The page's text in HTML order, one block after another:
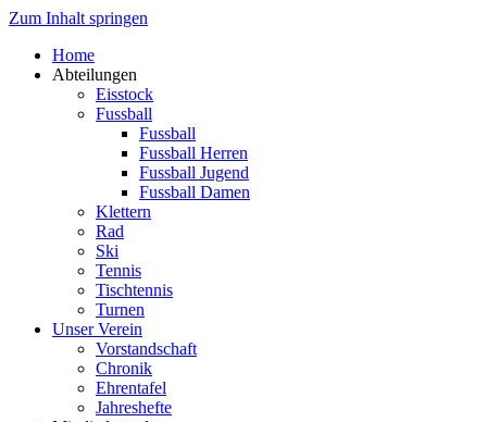
Zum Inhalt springen
Home
Abteilungen
Eisstock
Fussball
Fussball
Fussball Herren
Fussball Jugend
Fussball Damen
Klettern
Rad
Ski
Tennis
Tischtennis
Turnen
Unser Verein
Vorstandschaft
Chronik
Ehrentafel
Jahreshefte